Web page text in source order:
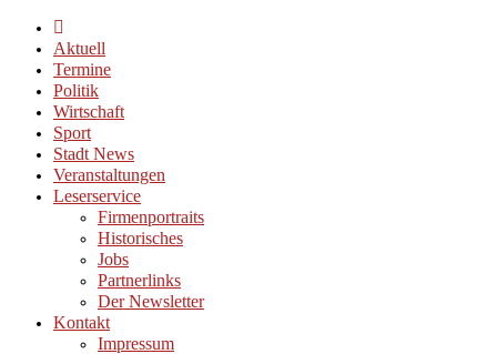
Aktuell
Termine
Politik
Wirtschaft
Sport
Stadt News
Veranstaltungen
Leserservice
Firmenportraits
Historisches
Jobs
Partnerlinks
Der Newsletter
Kontakt
Impressum